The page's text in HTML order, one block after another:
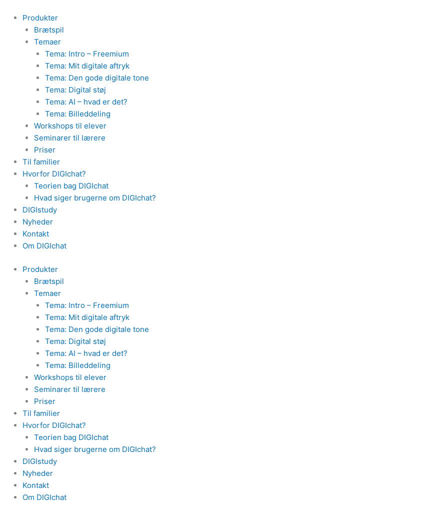
indholdet
Produkter
Brætspil
Temaer
Tema: Intro – Freemium
Tema: Mit digitale aftryk
Tema: Den gode digitale tone
Tema: Digital støj
Tema: AI – hvad er det?
Tema: Billeddeling
Workshops til elever
Seminarer til lærere
Priser
Til familier
Hvorfor DIGIchat?
Teorien bag DIGIchat
Hvad siger brugerne om DIGIchat?
DIGIstudy
Nyheder
Kontakt
Om DIGIchat
Produkter
Brætspil
Temaer
Tema: Intro – Freemium
Tema: Mit digitale aftryk
Tema: Den gode digitale tone
Tema: Digital støj
Tema: AI – hvad er det?
Tema: Billeddeling
Workshops til elever
Seminarer til lærere
Priser
Til familier
Hvorfor DIGIchat?
Teorien bag DIGIchat
Hvad siger brugerne om DIGIchat?
DIGIstudy
Nyheder
Kontakt
Om DIGIchat